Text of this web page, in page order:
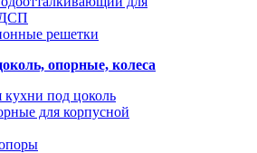
ДСП
решетки
опорные, колеса
под цоколь
для корпусной